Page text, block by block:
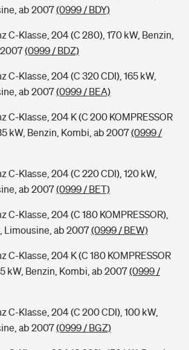
ab 2007(0999 / BDY)
C-Klasse, 204 (C 280), 170 kW, Benzin,
(0999 / BDZ)
C-Klasse, 204 (C 320 CDI), 165 kW,
ab 2007(0999 / BEA)
C-Klasse, 204 K (C 200 KOMPRESSOR
kW, Benzin, Kombi, ab 2007(0999 /
C-Klasse, 204 (C 220 CDI), 120 kW,
ab 2007(0999 / BET)
C-Klasse, 204 (C 180 KOMPRESSOR),
Limousine, ab 2007(0999 / BEW)
C-Klasse, 204 K (C 180 KOMPRESSOR
kW, Benzin, Kombi, ab 2007(0999 /
C-Klasse, 204 (C 200 CDI), 100 kW,
ab 2007(0999 / BGZ)